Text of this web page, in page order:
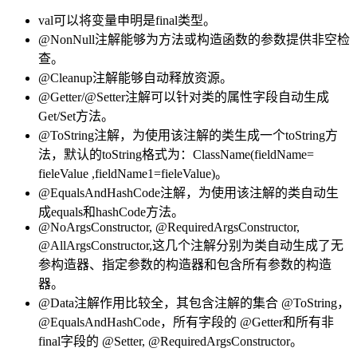
val可以将变量申明是final类型。
@NonNull注解能够为方法或构造函数的参数提供非空检
查。
@Cleanup注解能够自动释放资源。
@Getter/@Setter注解可以针对类的属性字段自动生成
Get/Set方法。
@ToString注解，为使用该注解的类生成一个toString方
法，默认的toString格式为：ClassName(fieldName=
fieleValue ,fieldName1=fieleValue)。
@EqualsAndHashCode注解，为使用该注解的类自动生
成equals和hashCode方法。
@NoArgsConstructor, @RequiredArgsConstructor,
@AllArgsConstructor,这几个注解分别为类自动生成了无
参构造器、指定参数的构造器和包含所有参数的构造
器。
@Data注解作用比较全，其包含注解的集合 @ToString，
@EqualsAndHashCode，所有字段的 @Getter和所有非
final字段的 @Setter, @RequiredArgsConstructor。